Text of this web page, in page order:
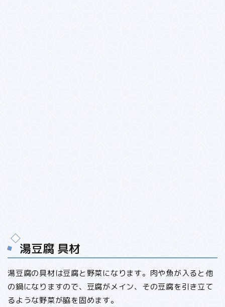
湯豆腐 具材
湯豆腐の具材は豆腐と野菜になります。肉や魚が入ると他
の鍋になりますので、豆腐がメイン、その豆腐を引き立て
るような野菜が脇を固めます。